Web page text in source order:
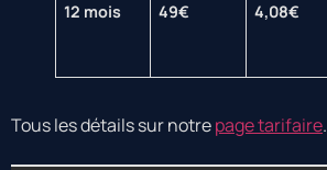
12 mois
49€ 4,08€
Tous les détails sur notrepage tarifaire.